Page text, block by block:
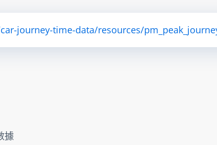
journey-time-data/resources/
據